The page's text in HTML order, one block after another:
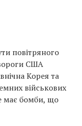
повітряного
США
Корея та
військових
має бомби, що